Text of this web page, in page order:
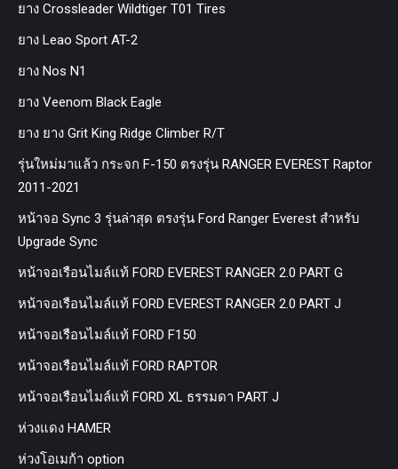
ยาง Crossleader Wildtiger T01 Tires
ยาง Leao Sport AT-2
ยาง Nos N1
ยาง Veenom Black Eagle
ยาง ยาง Grit King Ridge Climber R/T
รุ่นใหม่มาแล้ว กระจก F-150 ตรงรุ่น RANGER EVEREST Raptor
2011-2021
หน้าจอ Sync 3 รุ่นล่าสุด ตรงรุ่น Ford Ranger Everest สำหรับ
Upgrade Sync
หน้าจอเรือนไมล์แท้ FORD EVEREST RANGER 2.0 PART G
หน้าจอเรือนไมล์แท้ FORD EVEREST RANGER 2.0 PART J
หน้าจอเรือนไมล์แท้ FORD F150
หน้าจอเรือนไมล์แท้ FORD RAPTOR
หน้าจอเรือนไมล์แท้ FORD XL ธรรมดา PART J
ห่วงแดง HAMER
ห่วงโอเมก้า option